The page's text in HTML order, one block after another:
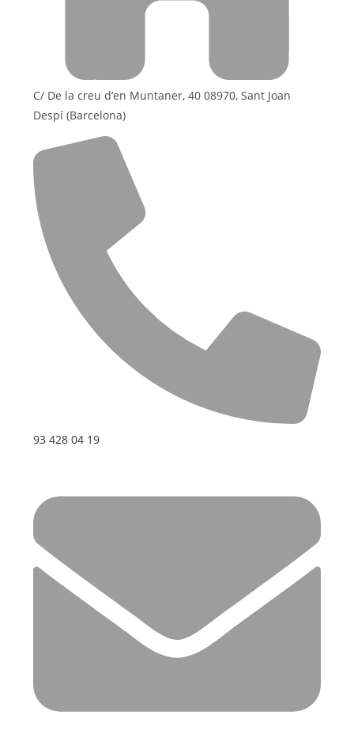
C/ De la creu d’en Muntaner, 40 08970, Sant Joan
Despí (Barcelona)
93 428 04 19